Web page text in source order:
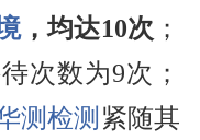
，均达10次 ；
次数为9次；
测检测 紧随其